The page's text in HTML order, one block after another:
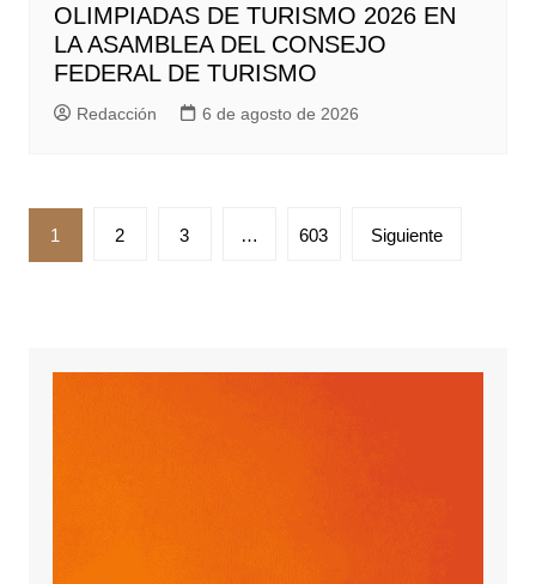
OLIMPIADAS DE TURISMO 2026 EN
LA ASAMBLEA DEL CONSEJO
FEDERAL DE TURISMO
Redacción 6 de agosto de 2026
Paginación
de
1 2 3 … 603 Siguiente